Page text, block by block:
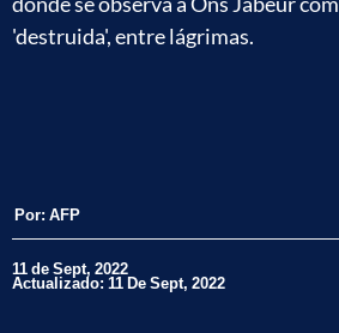
'destruida', entre lágrimas.
Por: AFP
11 de Sept, 2022
Actualizado: 11 De Sept, 2022